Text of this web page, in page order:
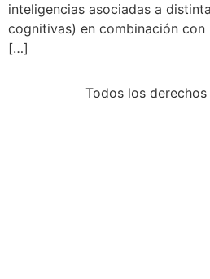
inteligencias asociadas a
cognitivas) en combinación con
[…]
Todos los